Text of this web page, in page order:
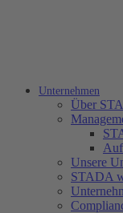
Unternehmen
Über
Unsere
STADA